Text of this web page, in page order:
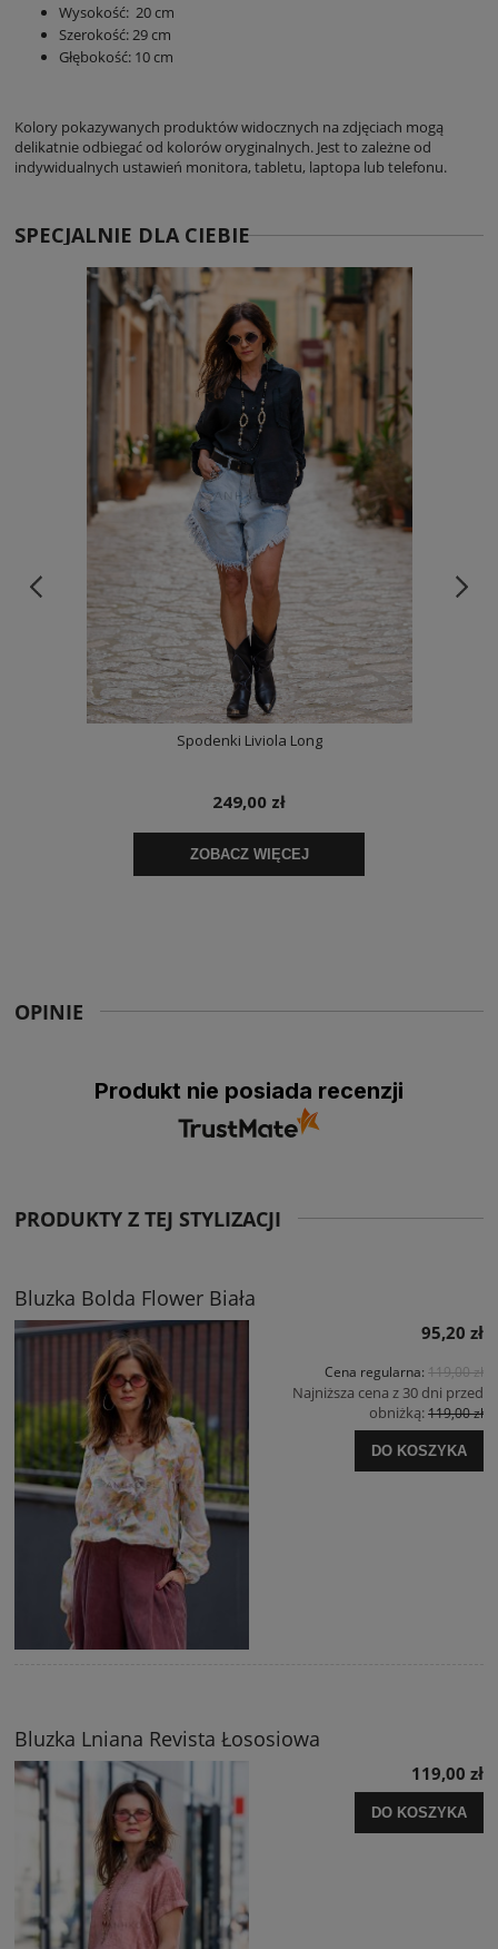
Wysokość: 20 cm
Szerokość: 29 cm
Głębokość: 10 cm
Kolory pokazywanych produktów widocznych na zdjęciach mogą
delikatnie odbiegać od kolorów oryginalnych. Jest to zależne od
indywidualnych ustawień monitora, tabletu, laptopa lub telefonu.
OPINIE
Produkt nie posiada recenzji
PRODUKTY Z TEJ STYLIZACJI
Bluzka Bolda Flower Biała
95,20 zł
Cena regularna: 119,00 zł
Najniższa cena z 30 dni przed
obniżką:119,00 zł
DO KOSZYKA
Bluzka Lniana Revista Łososiowa
119,00 zł
DO KOSZYKA